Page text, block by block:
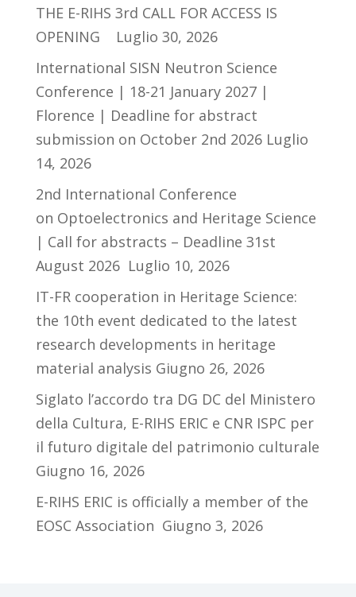
THE E-RIHS 3rd CALL FOR ACCESS IS
OPENING
Luglio 30, 2026
International SISN Neutron Science
Conference | 18-21 January 2027 |
Florence | Deadline for abstract
submission on October 2nd 2026 Luglio
14, 2026
2nd International Conference
on Optoelectronics and Heritage Science
| Call for abstracts – Deadline 31st
August 2026 Luglio 10, 2026
IT-FR cooperation in Heritage Science:
the 10th event dedicated to the latest
research developments in heritage
material analysis Giugno 26, 2026
Siglato l’accordo tra DG DC del Ministero
della Cultura, E-RIHS ERIC e CNR ISPC per
il futuro digitale del patrimonio culturale
Giugno 16, 2026
E-RIHS ERIC is officially a member of the
EOSC Association Giugno 3, 2026